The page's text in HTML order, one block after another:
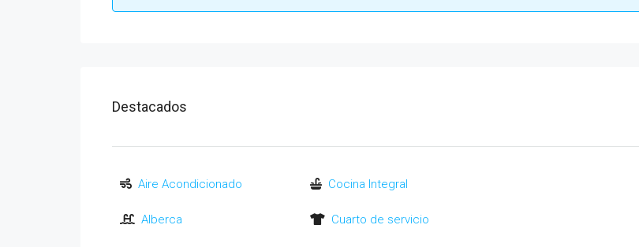
Destacados
Aire Acondicionado
Alberca
Cocina Integral
Cuarto de servicio